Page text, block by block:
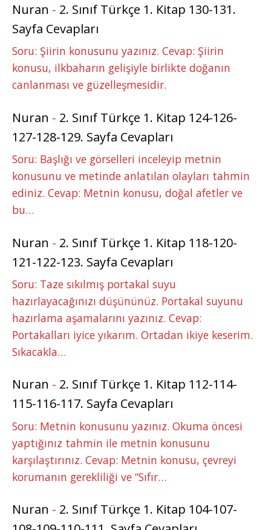
Nuran - 2. Sınıf Türkçe 1. Kitap 130-131.
Sayfa Cevapları
Soru: Şiirin konusunu yazınız. Cevap: Şiirin
konusu, ilkbaharın gelişiyle birlikte doğanın
canlanması ve güzelleşmesidir.
Nuran - 2. Sınıf Türkçe 1. Kitap 124-126-
127-128-129. Sayfa Cevapları
Soru: Başlığı ve görselleri inceleyip metnin
konusunu ve metinde anlatılan olayları tahmin
ediniz. Cevap: Metnin konusu, doğal afetler ve
bu…
Nuran - 2. Sınıf Türkçe 1. Kitap 118-120-
121-122-123. Sayfa Cevapları
Soru: Taze sıkılmış portakal suyu
hazırlayacağınızı düşününüz. Portakal suyunu
hazırlama aşamalarını yazınız. Cevap:
Portakalları iyice yıkarım. Ortadan ikiye keserim.
Sıkacakla…
Nuran - 2. Sınıf Türkçe 1. Kitap 112-114-
115-116-117. Sayfa Cevapları
Soru: Metnin konusunu yazınız. Okuma öncesi
yaptığınız tahmin ile metnin konusunu
karşılaştırınız. Cevap: Metnin konusu, çevreyi
korumanın gerekliliği ve “Sıfır…
Nuran - 2. Sınıf Türkçe 1. Kitap 104-107-